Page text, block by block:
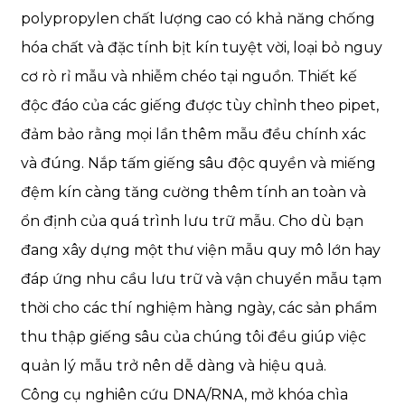
polypropylen chất lượng cao có khả năng chống
hóa chất và đặc tính bịt kín tuyệt vời, loại bỏ nguy
cơ rò rỉ mẫu và nhiễm chéo tại nguồn. Thiết kế
độc đáo của các giếng được tùy chỉnh theo pipet,
đảm bảo rằng mọi lần thêm mẫu đều chính xác
và đúng. Nắp tấm giếng sâu độc quyền và miếng
đệm kín càng tăng cường thêm tính an toàn và
ổn định của quá trình lưu trữ mẫu. Cho dù bạn
đang xây dựng một thư viện mẫu quy mô lớn hay
đáp ứng nhu cầu lưu trữ và vận chuyển mẫu tạm
thời cho các thí nghiệm hàng ngày, các sản phẩm
thu thập giếng sâu của chúng tôi đều giúp việc
quản lý mẫu trở nên dễ dàng và hiệu quả.
Công cụ nghiên cứu DNA/RNA, mở khóa chìa